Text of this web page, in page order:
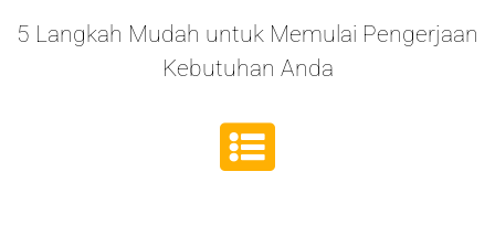
5 Langkah Mudah untuk Memulai Pengerjaan
Kebutuhan Anda